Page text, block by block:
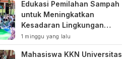
Edukasi Pemilahan Sampah
untuk Meningkatkan
Kesadaran Lingkungan
Sejak Dini di SDN Pacul 1
dan TK Kartini
1 minggu yang lalu
Mahasiswa KKN Universitas